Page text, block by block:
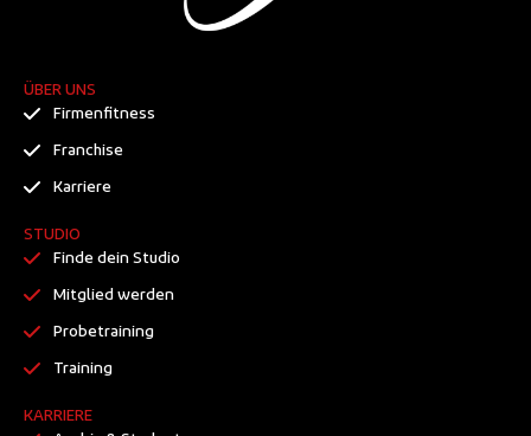
ÜBER UNS
Firmenfitness
Franchise
Karriere
STUDIO
Finde dein Studio
Mitglied werden
Probetraining
Training
KARRIERE